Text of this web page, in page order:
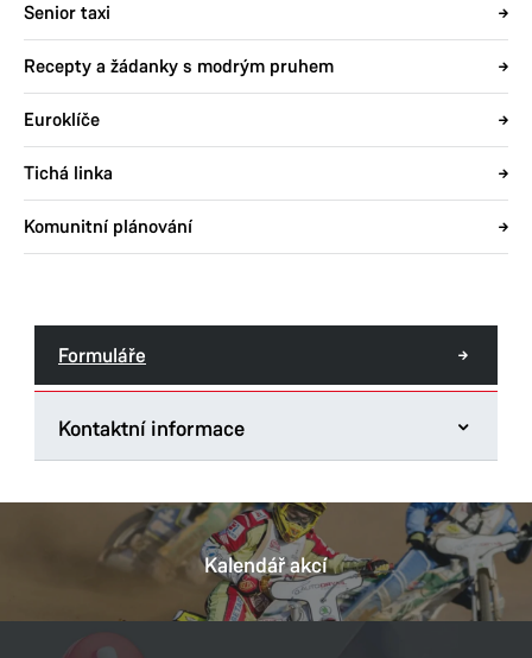
Senior taxi
Recepty a žádanky s modrým pruhem
Euroklíče
Tichá linka
Komunitní plánování
Formuláře
Kontaktní informace
U Divadla 828
530 21 Pardubice
E-mail: posta@mmp.cz
Kalendář akcí